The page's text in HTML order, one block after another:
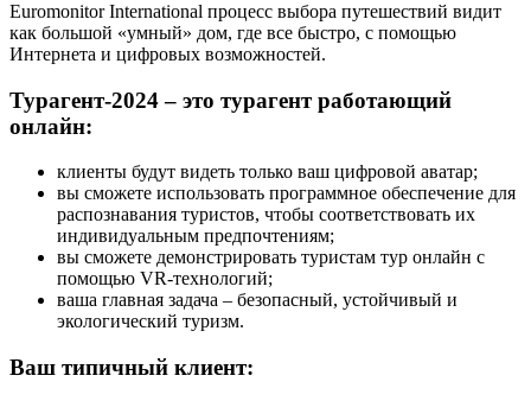
Euromonitor International процесс выбора путешествий видит
как большой «умный» дом, где все быстро, с помощью
Интернета и цифровых возможностей.
Турагент-2024 – это турагент работающий
онлайн:
клиенты будут видеть только ваш цифровой аватар;
вы сможете использовать программное обеспечение для
распознавания туристов, чтобы соответствовать их
индивидуальным предпочтениям;
вы сможете демонстрировать туристам тур онлайн с
помощью VR-технологий;
ваша главная задача – безопасный, устойчивый и
экологический туризм.
Ваш типичный клиент: